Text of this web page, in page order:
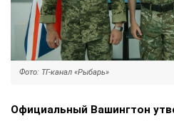
Фото: ТГ-канал «Рыбарь»
Официальный Вашингтон